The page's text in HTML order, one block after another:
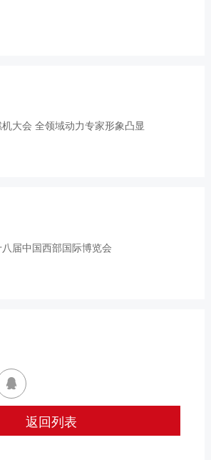
大会 全领域动力专家形象凸显
届中国西部国际博览会

返回列表